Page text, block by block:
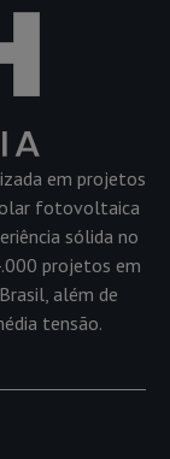
em projetos
fotovoltaica
sólida no
projetos em
além de
tensão.